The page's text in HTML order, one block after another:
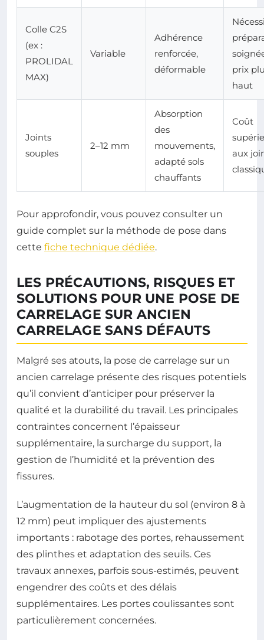
Colle C2S
(ex :
PROLIDAL
MAX)
Variable
Adhérence
renforcée,
déformable
prix
haut
Joints
souples
2–12 mm
Absorption
des
mouvements,
adapté sols
chauffants
Coût
aux
Pour approfondir, vous pouvez consulter un
guide complet sur la méthode de pose dans
cette fiche technique dédiée.
LES PRÉCAUTIONS, RISQUES ET
SOLUTIONS POUR UNE POSE DE
CARRELAGE SUR ANCIEN
CARRELAGE SANS DÉFAUTS
Malgré ses atouts, la pose de carrelage sur un
ancien carrelage présente des risques potentiels
qu’il convient d’anticiper pour préserver la
qualité et la durabilité du travail. Les principales
contraintes concernent l’épaisseur
supplémentaire, la surcharge du support, la
gestion de l’humidité et la prévention des
fissures.
L’augmentation de la hauteur du sol (environ 8 à
12 mm) peut impliquer des ajustements
importants : rabotage des portes, rehaussement
des plinthes et adaptation des seuils. Ces
travaux annexes, parfois sous-estimés, peuvent
engendrer des coûts et des délais
supplémentaires. Les portes coulissantes sont
particulièrement concernées.